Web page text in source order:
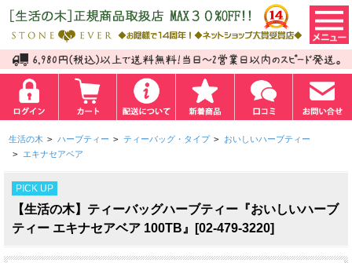
生活の木 > ハーブティー > ティーバッグ・タイプ > おいしいハーブティー
> エキナセアベア
PICK UP
【生活の木】ティーバッグハーブティー『おいしいハーブ
ティー エキナセアベア 100TB』[02-479-3220]